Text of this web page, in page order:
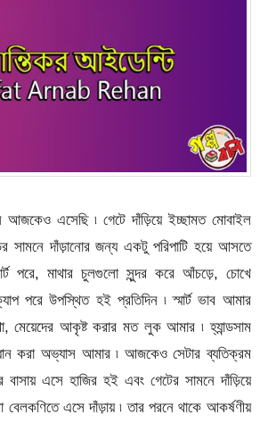
আজকেও এসেছি ৷ গেটে দাঁড়িয়ে ইচ্ছামত মোবাইল
সামনে দাঁড়ানোর জন্য একটু পরিপাটি হয়ে আসতে
পরে, মাথার চুলগুলো সুন্দর করে আঁচড়ে, চোখে
পরে উপস্থিত হই প্রতিদিন ৷ স্মার্ট ভাব আমার
মেয়েদের আকৃষ্ট করার মত লুক আমার ৷ হ্যান্ডসাম
করা অভ্যাস আমার ৷ আজকেও সেটার ব্যতিক্রম
বাসায় এসে হাজির হই এবং গেটের সামনে দাঁড়িয়ে
বেলকণিতে এসে দাঁড়ায় ৷ তার পরনে থাকে আকর্ষণীয়